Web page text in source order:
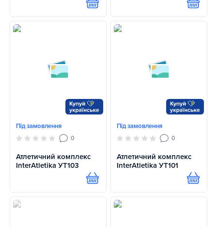
Купити Купити
Під замовлення
0
Атлетичний комплекс
InterAtletika УТ103
Купити
Під замовлення
0
Атлетичний комплекс
InterAtletika УТ101
Купити